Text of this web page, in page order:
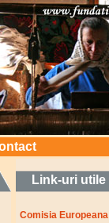
Link-uri utile
Comisia Europeana